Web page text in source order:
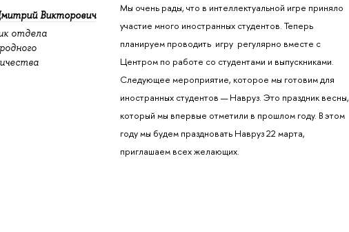
Викторович
отдела
Мы очень рады, что в интеллектуальной игре приняло
участие много иностранных студентов. Теперь
планируем проводить игру регулярно вместе с
Центром по работе со студентами и выпускниками.
Следующее мероприятие, которое мы готовим для
иностранных студентов — Навруз. Это праздник весны,
который мы впервые отметили в прошлом году. В этом
году мы будем праздновать Навруз 22 марта,
приглашаем всех желающих.